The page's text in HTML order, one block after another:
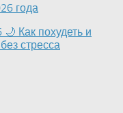
Как похудеть и
стресса